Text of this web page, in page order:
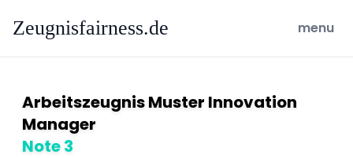
Zeugnisfairness.de open
menu
Arbeitszeugnis Muster Innovation
Manager
Note 3